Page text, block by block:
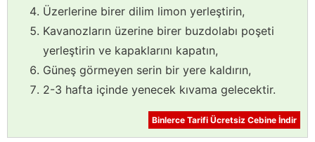
Üzerlerine birer dilim limon yerleştirin,
Kavanozların üzerine birer buzdolabı poşeti
yerleştirin ve kapaklarını kapatın,
Güneş görmeyen serin bir yere kaldırın,
2-3 hafta içinde yenecek kıvama gelecektir.
Binlerce Tarifi Ücretsiz Cebine İndir